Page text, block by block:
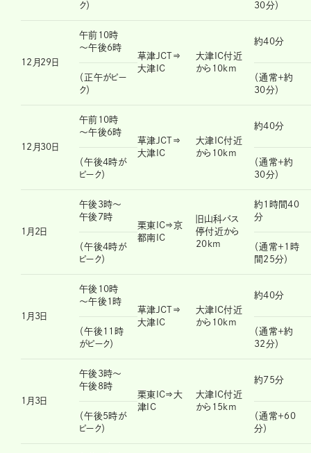
ク）
30分）
12月29日
午前10時
～午後6時
草津JCT⇒
大津IC
大津IC付近
から10km
約40分
（正午がピー
ク）
（通常＋約
30分）
12月30日
午前10時
～午後6時
草津JCT⇒
大津IC
大津IC付近
から10km
約40分
（午後4時が
ピーク）
（通常＋約
30分）
1月2日
午後3時～
午後7時
栗東IC⇒京
都南IC
旧山科バス
停付近から
20km
約1時間40
分
（午後4時が
ピーク）
（通常＋1時
間25分）
1月3日
午後10時
～午後1時
草津JCT⇒
大津IC
大津IC付近
から10km
約40分
（午後11時
がピーク）
（通常＋約
32分）
1月3日
午後3時～
午後8時
栗東IC⇒大
津IC
大津IC付近
から15km
約75分
（午後5時が
ピーク）
（通常＋60
分）